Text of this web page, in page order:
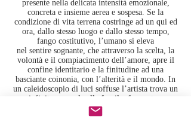
presente nella delicata intensità emozionale,
concreta e insieme aerea e sospesa. Se la
condizione di vita terrena costringe ad un qui ed
ora, dallo stesso luogo e dallo stesso tempo,
fango costitutivo, l’umano si eleva
nel sentire sognante, che attraverso la scelta, la
volontà e il compiacimento dell’amore, apre il
confine identitario e la finitudine ad una
basciante coinonia, con l’alterità e il mondo. In
un caleidoscopio di luci soffuse l’artista trova un
infinito sponsale alla fragile, fuggente e
frammentaria caducità dell’istante di vita.